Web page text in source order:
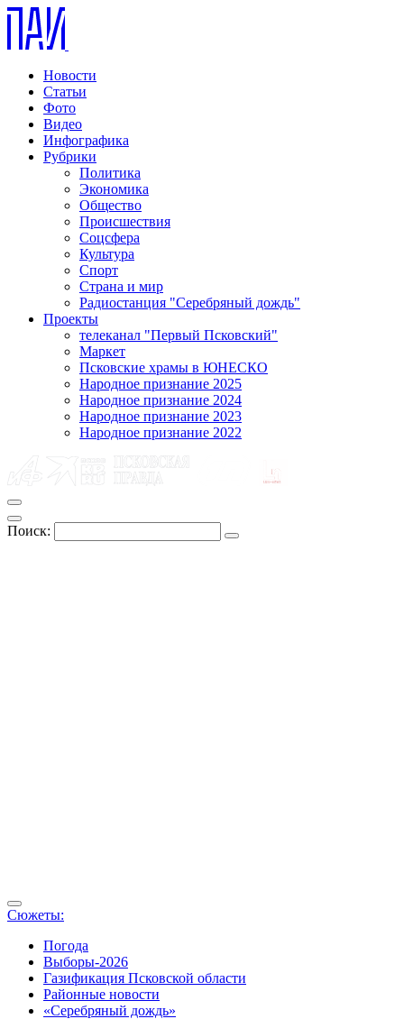
Новости
Статьи
Фото
Видео
Инфографика
Рубрики
Политика
Экономика
Общество
Происшествия
Соцсфера
Культура
Спорт
Страна и мир
Радиостанция "Серебряный дождь"
Проекты
телеканал "Первый Псковский"
Маркет
Псковские храмы в ЮНЕСКО
Народное признание 2025
Народное признание 2024
Народное признание 2023
Народное признание 2022
Поиск:
Сюжеты:
Погода
Выборы-2026
Газификация Псковской области
Районные новости
«Серебряный дождь»